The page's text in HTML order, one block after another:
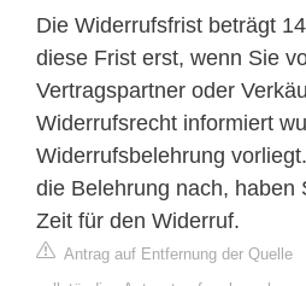
Die Widerrufsfrist beträgt
diese Frist erst, wenn Sie
Vertragspartner oder
Widerrufsrecht informiert
Widerrufsbelehrung
die Belehrung nach, haben
Zeit für den Widerruf.
Antrag auf Entfernung der Quelle